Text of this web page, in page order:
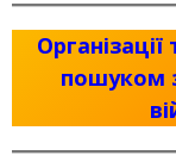
пошуком